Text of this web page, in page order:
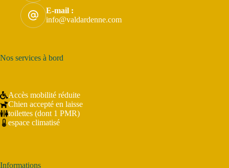
E-mail :
info@valdardenne.com
Nos services à bord
Accès mobilité réduite
Chien accepté en laisse
toilettes (dont 1 PMR)
espace climatisé
Informations